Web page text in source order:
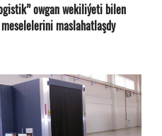
owgan wekiliýeti bilen
maslahatlaşdy